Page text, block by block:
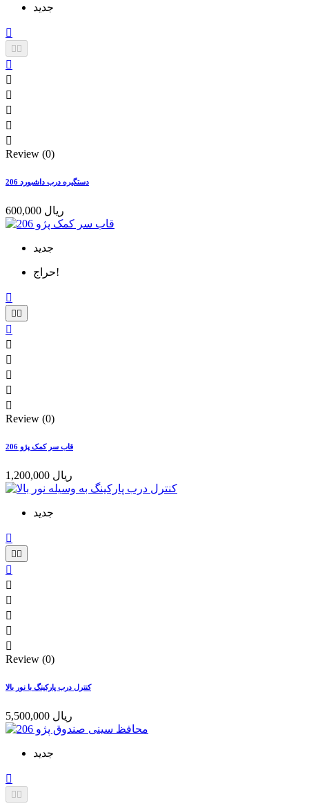
جدید

 






Review (0)
دستگیره درب داشبورد 206
600,000 ریال
جدید
حراج!

 






Review (0)
قاب سر کمک پژو 206
1,200,000 ریال
جدید

 






Review (0)
کنترل درب پارکینگ با نور بالا
5,500,000 ریال
جدید

 